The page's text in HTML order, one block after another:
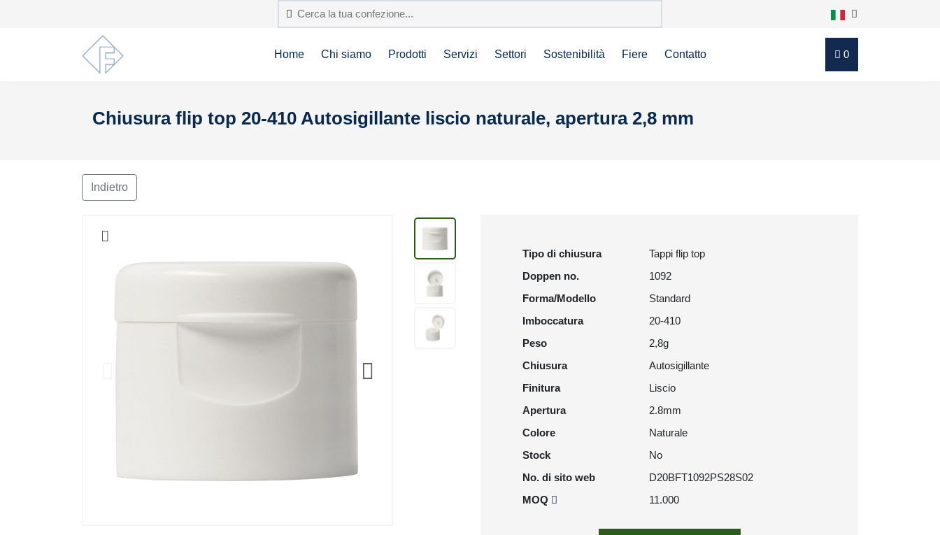
Home Chi siamo Prodotti Servizi Settori Sostenibilità Fiere Contatto 0
Chiusura flip top 20-410 Autosigillante liscio naturale, apertura 2,8 mm
Indietro
Tipo di chiusura
Tappi flip top
Doppen no.
1092
Forma/Modello
Standard
Imboccatura
20-410
Peso
2,8g
Chiusura
Autosigillante
Finitura
Liscio
Apertura
2.8mm
Colore
Naturale
Stock
No
No. di sito web
D20BFT1092PS28S02
MOQ
11.000